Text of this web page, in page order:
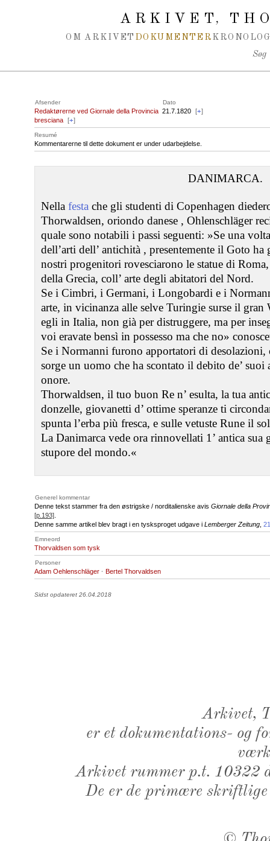
ARKIVET,
OM ARKIVET DOKUMENTER
Søg
Afsender Dato
Redaktørerne ved Giornale della Provincia
bresciana
[+]
21.7.1820 [+]
Resumé
Kommentarerne til dette dokument er under udarbejdelse.
DANIMARCA.
Nella festa che gli studenti di Copenhagen
Thorwaldsen, oriondo danese , Ohlenschläger
quale sono notabili i passi seguenti: »Se una
dell’arti dell’ antichità , presentemente il Goto
nostri progenitori rovesciarono le statue di
della Grecia, coll’ arte degli abitatori del Nord.
Se i Cimbri, i Germani, i Longobardi e i
arte, in vicinanza alle selve Turingie surse il gran
egli in Italia, non già per distruggere, ma per
voi eravate bensì in possesso ma che no»
Se i Normanni furono apportatori di desolazioni,
sorge un uomo che ha scontato il debito de’
onore.
Thorwaldsen, il tuo buon Re n’ esulta, la tua
donzelle, giovanetti d’ ottime speranze ti
spunta l’erba più fresca, e sulle vetuste Rune il
La Danimarca vede ora rinnovellati 1’ antica
stupore del mondo.«
Generel kommentar
Denne tekst stammer fra den østrigske / norditalienske avis Giornale della
[p.193]
Denne samme artikel blev bragt i en tysksproget udgave i Lemberger Zeitung
Emneord
Thorvaldsen som tysk
Personer
Adam Oehlenschläger · Bertel Thorvaldsen
Sidst opdateret 26.04.2018
Arkivet,
er et dokumentations- og
Arkivet rummer p.t. 10322
De er de primære